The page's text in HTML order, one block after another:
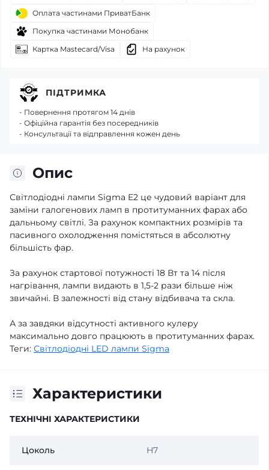
Оплата частинами ПриватБанк
Покупка частинами Монобанк
Картка Mastecard/Visa
На рахунок
Опис
Світлодіодні лампи Sigma E2 це чудовий варіант для
заміни галогенових ламп в протитуманних фарах або
дальньому світлі. За рахунок компактних розмірів та
пасивного охолодження помістяться в абсолютну
більшість фар.
За рахунок стартової потужності 18 Вт та 14 після
нагрівання, лампи видають в 1,5-2 рази більше ніж
звичайні. В залежності від стану відбивача та скла.
А за завдяки відсутності активного кулеру
максимально довго працюють в протитуманних фарах.
Теги: Світлодіодні LED лампи Sigma
Характеристики
ТЕХНІЧНІ ХАРАКТЕРИСТИКИ
Цоколь H7
ПІДТРИМКА
- Повернення протягом 14 днів
- Офіційна гарантія без посередників
- Консультації та відправлення кожен день